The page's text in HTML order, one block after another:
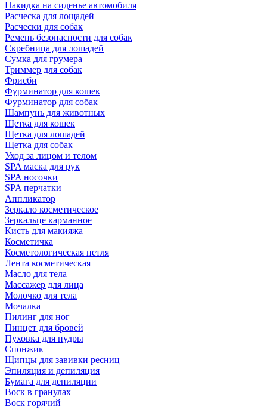
Накидка на сиденье автомобиля
Расческа для лощадей
Расчески для собак
Ремень безопасности для собак
Скребница для лошадей
Сумка для грумера
Триммер для собак
Фрисби
Фурминатор для кошек
Фурминатор для собак
Шампунь для животных
Щетка для кошек
Щетка для лошадей
Щетка для собак
Уход за лицом и телом
SPA маска для рук
SPA носочки
SPA перчатки
Аппликатор
Зеркало косметическое
Зеркальце карманное
Кисть для макияжа
Косметичка
Косметологическая петля
Лента косметическая
Масло для тела
Массажер для лица
Молочко для тела
Мочалка
Пилинг для ног
Пинцет для бровей
Пуховка для пудры
Спонжик
Щипцы для завивки ресниц
Эпиляция и депиляция
Бумага для депиляции
Воск в гранулах
Воск горячий